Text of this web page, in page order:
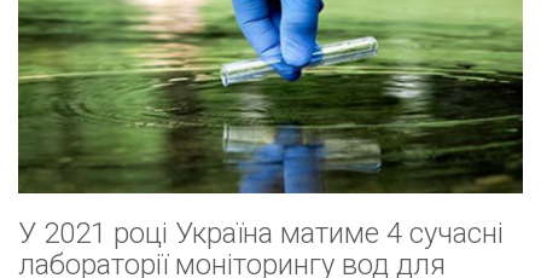
У 2021 році Україна матиме 4 сучасні
лабораторії моніторингу вод для